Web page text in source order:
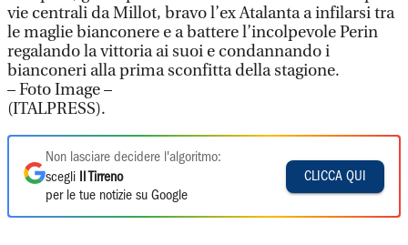
vie centrali da Millot, bravo l’ex Atalanta a infilarsi tra
le maglie bianconere e a battere l’incolpevole Perin
regalando la vittoria ai suoi e condannando i
bianconeri alla prima sconfitta della stagione.
– Foto Image –
(ITALPRESS).
Non lasciare decidere l'algoritmo:
scegli
Il Tirreno
per le tue notizie su Google
CLICCA QUI